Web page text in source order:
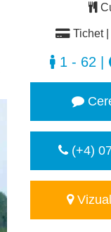
Tichet |
1 - 62
(+4)